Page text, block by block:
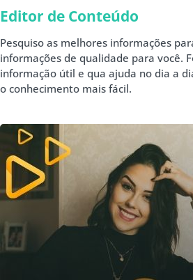
Editor de Conteúdo
Pesquiso as melhores informações
informações de qualidade para você.
informação útil e qua ajuda no dia a
o conhecimento mais fácil.